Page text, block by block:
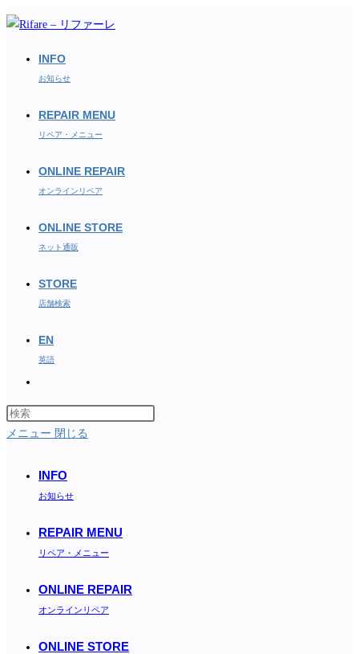
コ
INFO
お知らせ
REPAIR MENU
リペア・メニュー
ONLINE REPAIR
オンラインリペア
ONLINE STORE
ネット通販
STORE
店舗検索
EN
英語
search
メニュー 閉じる
INFO
お知らせ
REPAIR MENU
リペア・メニュー
ONLINE REPAIR
オンラインリペア
ONLINE STORE